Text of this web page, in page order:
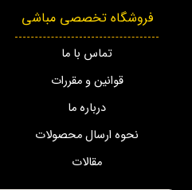
فروشگاه تخصصی مباشی
تماس با ما
قوانین و مقررات
درباره ما
نحوه ارسال محصولات
مقالات